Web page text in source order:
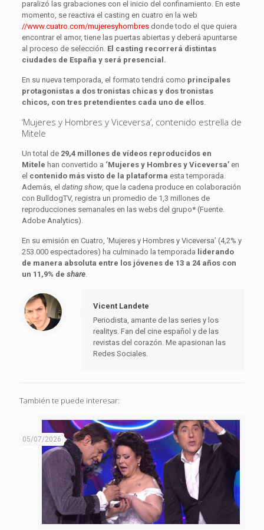
paralizó las grabaciones con el inicio del confinamiento. En este
momento, se reactiva el casting en cuatro en la web
//www.cuatro.com/mujeresyhombresdonde todo el que quiera
encontrar el amor, tiene las puertas abiertas y deberá apuntarse
al proceso de selección. El casting recorrerá distintas
ciudades de España y será presencial.
En su nueva temporada, el formato tendrá como principales
protagonistas a dos tronistas chicas y dos tronistas
chicos, con tres pretendientes cada uno de ellos.
‘Mujeres y Hombres y Viceversa’, contenido estrella de
Mitele
Un total de 29,4 millones de vídeos reproducidos en
Mitele han convertido a ‘Mujeres y Hombres y Viceversa’en
el contenido más visto de la plataforma esta temporada.
Además, el dating show, que la cadena produce en colaboración
con BulldogTV, registra un promedio de 1,3 millones de
reproducciones semanales en las webs del grupo*(Fuente.
Adobe Analytics).
En su emisión en Cuatro, ‘Mujeres y Hombres y Viceversa’ (4,2% y
253.000 espectadores) ha culminado la temporada liderando
de manera absoluta entre los jóvenes de 13 a 24 años con
un 11,9% de share.
Vicent Landete
Periodista, amante de las series y los
realitys. Fan del cine español y de las
revistas del corazón. Me apasionan las
Redes Sociales.
También te puede interesar:
05/07/2026